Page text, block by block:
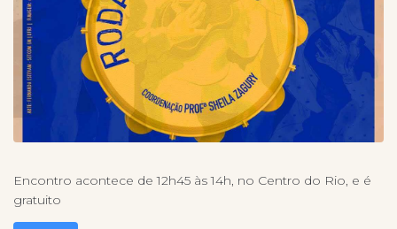
Encontro acontece de 12h45 às 14h, no Centro do Rio, e é
gratuito